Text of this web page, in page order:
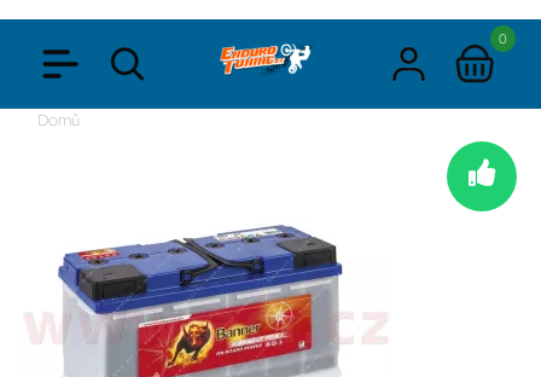
0
Domů